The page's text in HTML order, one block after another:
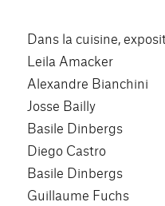
Dans la cuisine,
Leila Amacker
Alexandre Bianchini
Josse Bailly
Basile Dinbergs
Diego Castro
Basile Dinbergs
Guillaume Fuchs